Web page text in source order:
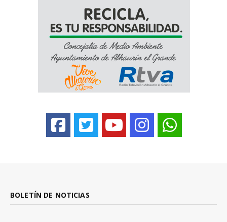
BOLETÍN DE NOTICIAS